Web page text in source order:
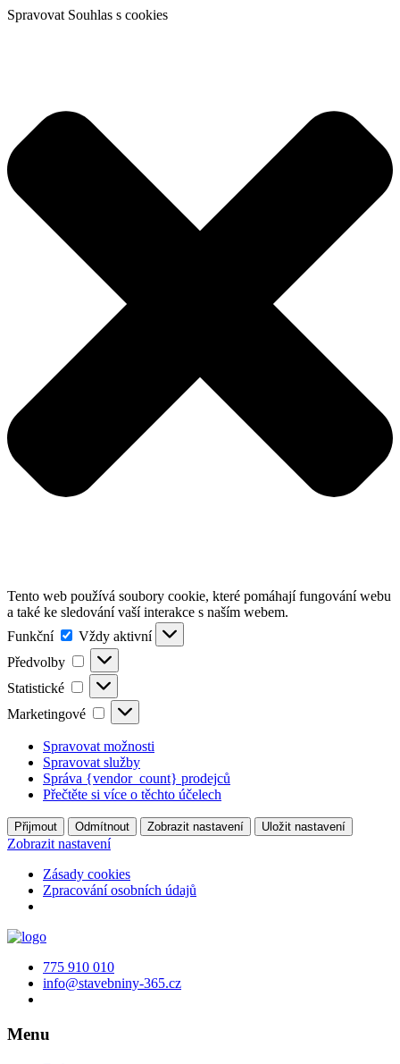
Spravovat Souhlas s cookies
Tento web používá soubory cookie, které pomáhají fungování webu
a také ke sledování vaší interakce s naším webem.
Funkční
Funkční
Vždy aktivní
Předvolby
Předvolby
Statistické
Statistické
Marketingové
Marketingové
Spravovat možnosti
Spravovat služby
Správa {vendor_count} prodejců
Přečtěte si více o těchto účelech
Přijmout Odmítnout Zobrazit nastavení Uložit nastavení
Zobrazit nastavení
Zásady cookies
Zpracování osobních údajů
775 910 010
info@stavebniny-365.cz
Menu